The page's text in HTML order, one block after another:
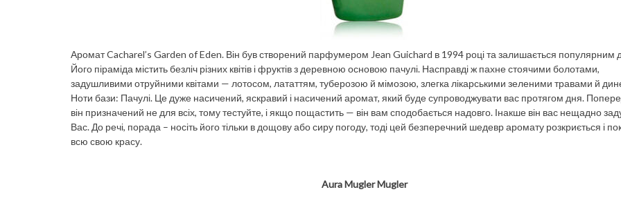
Аромат Cacharel’s Garden of Eden. Він був створений парфумером Jean Guichard в 1994 році та залишається популярним
Його піраміда містить безліч різних квітів і фруктів з деревною основою пачулі. Насправді ж пахне стоячими болотами,
задушливими отруйними квітами — лотосом, лататтям, туберозою й мімозою, злегка лікарськими зеленими травами й
Ноти бази: Пачулі. Це дуже насичений, яскравий і насичений аромат, який буде супроводжувати вас протягом дня.
він призначений не для всіх, тому тестуйте, і якщо пощастить — він вам сподобається надовго. Інакше він вас нещадно
Вас. До речі, порада – носіть його тільки в дощову або сиру погоду, тоді цей безперечний шедевр аромату розкриється і
всю свою красу.
Aura Mugler Mugler